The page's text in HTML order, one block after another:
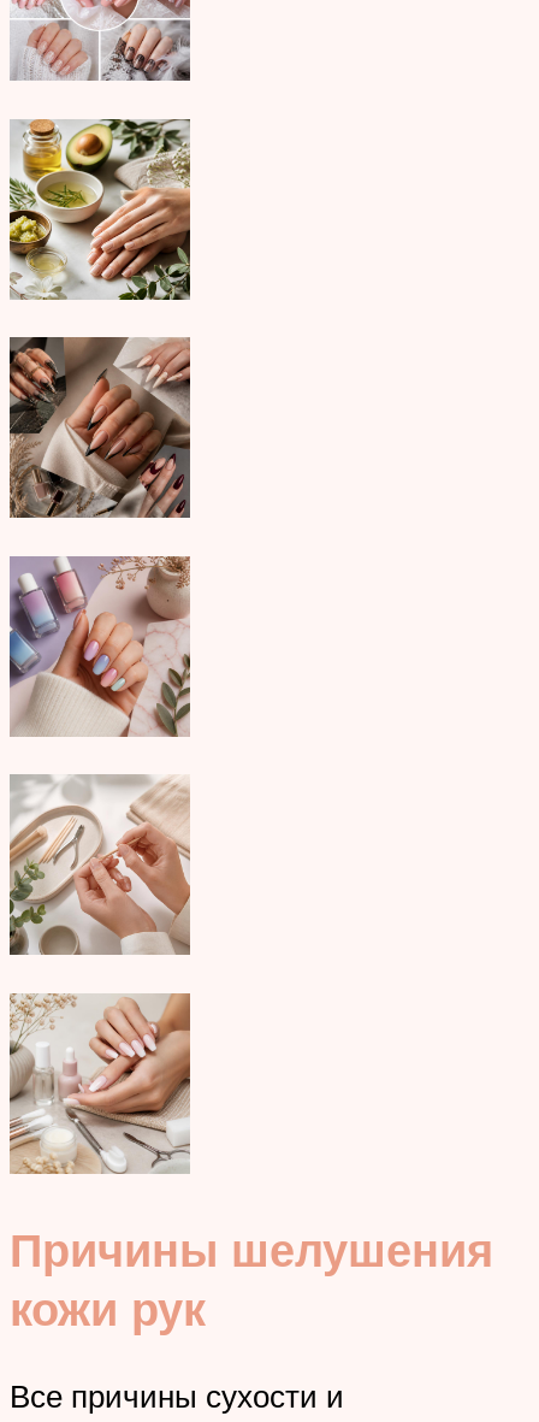
Причины шелушения
кожи рук
Все причины сухости и